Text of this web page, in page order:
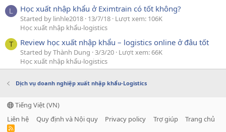
L Học xuất nhập khẩu ở Eximtrain có tốt không?
Started by linhle2018 13/7/18 Lượt xem: 106K
Học xuất nhập khẩu-logistics
T Review học xuất nhập khẩu – logistics online ở đâu tốt
Started by Thành Dung 3/3/20 Lượt xem: 66K
Học xuất nhập khẩu-logistics
Dịch vụ doanh nghiệp xuất nhập khẩu-Logistics
Tiếng Việt (VN)
Liên hệ
Quy định và Nội quy Privacy policy Trợ giúp Trang chủ
R